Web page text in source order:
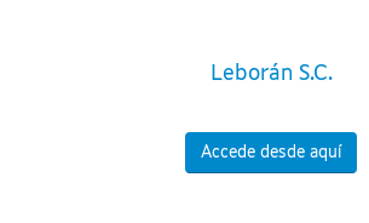
Leborán S.C.
Accede desde aquí